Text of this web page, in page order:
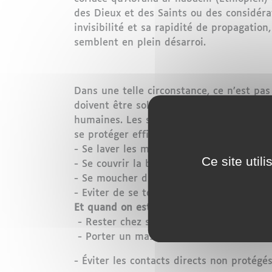
des Dieux et des Saints ou des
invisibilité et sa rapidité de
semblent en plein désarroi.
Dans une telle circonstance, ce n’est
doivent être sollicités d’abord et
humaines. Les scientifiques et les
se protéger efficacement contre le virus,
- Se laver les mains plusieurs fois par
- Se couvrir la bouche et le nez avec le
- Se moucher dans un mouchoir à
- Eviter de se toucher le visage : le nez
Et quand on est malade :
- Rester chez soi, limiter les sorties,
- Porter un masque, notamment
- Éviter les contacts directs non
Ce site